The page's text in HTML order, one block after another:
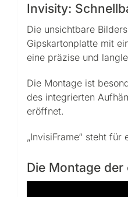
Invisity:
Die unsichtbare
Gipskartonplatte mit
eine präzise und
Die Montage ist
des integrierten
eröffnet.
„InvisiFrame“ steht
Die Montage